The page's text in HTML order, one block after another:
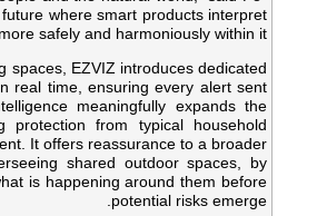
where smart products interpret
safely and harmoniously within it.”
spaces, EZVIZ introduces dedicated
real time, ensuring every alert sent
meaningfully expands the
protection from typical household
It offers reassurance to a broader
shared outdoor spaces, by
is happening around them before
potential risks emerge.